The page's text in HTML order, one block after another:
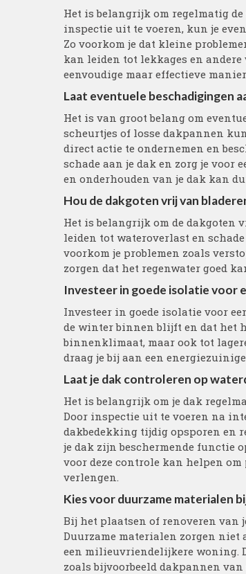
Het is belangrijk om regelmatig
inspectie uit te voeren, kun je
Zo voorkom je dat kleine
kan leiden tot lekkages en
eenvoudige maar effectieve
Laat eventuele beschadigingen
Het is van groot belang om
scheurtjes of losse dakpannen
direct actie te ondernemen en
schade aan je dak en zorg je voor
en onderhouden van je dak kan
Hou de dakgoten vrij van
Het is belangrijk om de dakgoten
leiden tot wateroverlast en
voorkom je problemen zoals
zorgen dat het regenwater goed
Investeer in goede isolatie voor
Investeer in goede isolatie voor
de winter binnen blijft en dat het
binnenklimaat, maar ook tot
draag je bij aan een
Laat je dak controleren op
Het is belangrijk om je dak
Door inspectie uit te voeren na
dakbedekking tijdig opsporen en
je dak zijn beschermende functie
voor deze controle kan helpen
verlengen.
Kies voor duurzame materialen
Bij het plaatsen of renoveren van
Duurzame materialen zorgen niet
een milieuvriendelijkere woning.
zoals bijvoorbeeld dakpannen